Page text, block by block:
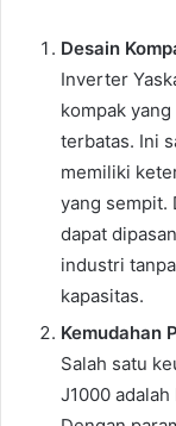
Desain
Inverter
kompak
terbatas. Ini
memiliki
yang sempit.
dapat
industri
kapasitas.
Kemudahan
Salah satu
J1000